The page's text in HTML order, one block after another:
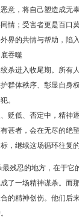
意，将自己塑造成无
情；受害者更是百口
界的共情与帮助，陷
吞噬
杀进入收尾期。所有
群体秩序、彰显自身
。
贬低、否定中，精神
甚者，会在无尽的绝
，继续这场循环往复的
残忍的地方，在于它
了一场精神谋杀。而
的精神创伤。他们后